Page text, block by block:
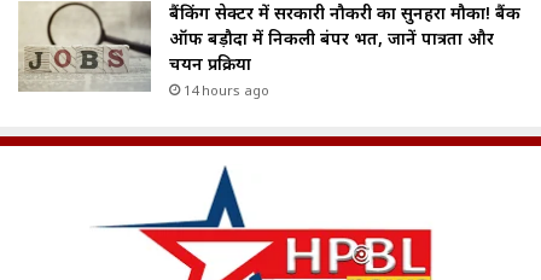
बैंकिंग सेक्टर में सरकारी नौकरी का सुनहरा मौका! बैंक
ऑफ बड़ौदा में निकली बंपर भर्ती, जानें पात्रता और
चयन प्रक्रिया
14 hours ago